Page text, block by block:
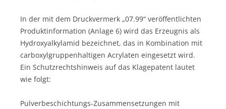
In der mit dem Druckvermerk „07.99“ veröffentlichten
Produktinformation (Anlage 6) wird das Erzeugnis als
Hydroxyalkylamid bezeichnet, das in Kombination mit
carboxylgruppenhaltigen Acrylaten eingesetzt wird.
Ein Schutzrechtshinweis auf das Klagepatent lautet
wie folgt:
Pulverbeschichtungs-Zusammensetzungen mit